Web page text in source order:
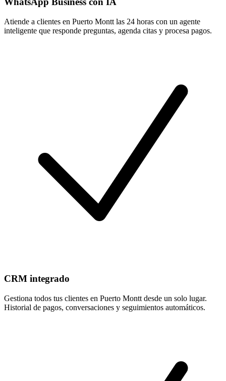
Atiende a clientes en Puerto Montt las 24 horas con un agente
inteligente que responde preguntas, agenda citas y procesa pagos.
CRM integrado
Gestiona todos tus clientes en Puerto Montt desde un solo lugar.
Historial de pagos, conversaciones y seguimientos automáticos.